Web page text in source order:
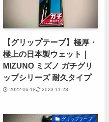
【グリップテープ】極厚・
極上の日本製ウェット｜
MIZUNO ミズノ ガチグリ
ップシリーズ 耐久タイプ
2022-06-18 2023-11-23
グリップテープ